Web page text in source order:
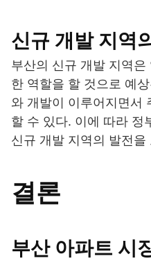
신규 개발 지역
부산의 신규 개발 지역
한 역할을 할 것으로 예
와 개발이 이루어지면서
할 수 있다. 이에 따라 정
신규 개발 지역의 발전
결론
부산 아파트 시